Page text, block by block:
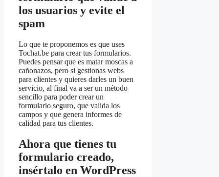
los usuarios y evite el
spam
Lo que te proponemos es que uses
Tochat.be para crear tus formularios.
Puedes pensar que es matar moscas a
cañonazos, pero si gestionas webs
para clientes y quieres darles un buen
servicio, al final va a ser un método
sencillo para poder crear un
formulario seguro, que valida los
campos y que genera informes de
calidad para tus clientes.
Ahora que tienes tu
formulario creado,
insértalo en WordPress